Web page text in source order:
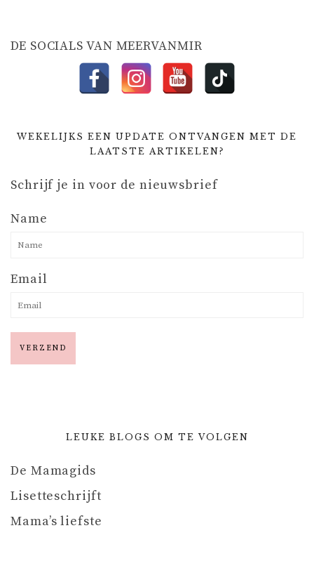
E
DE SOCIALS VAN MEERVANMIR
WEKELIJKS EEN UPDATE ONTVANGEN MET DE
LAATSTE ARTIKELEN?
Schrijf je in voor de nieuwsbrief
Name
Email
LEUKE BLOGS OM TE VOLGEN
De Mamagids
Lisetteschrijft
Mama’s liefste